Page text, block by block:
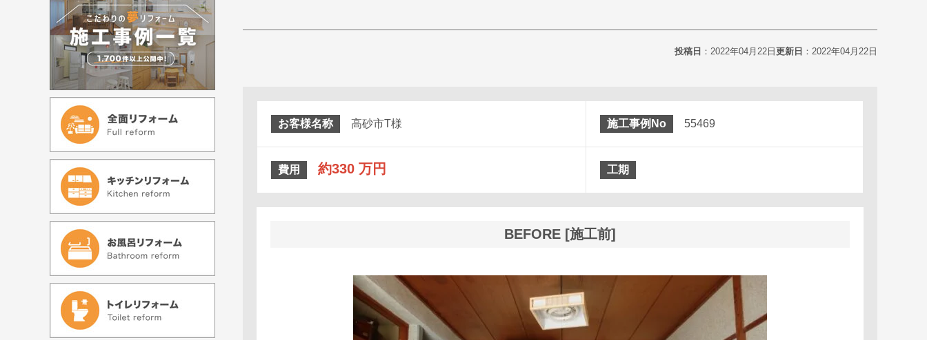
投稿日 ：2022年04月22日 更新日 ：2022年04月22日
お客様名称 高砂市T様 施工事例No 55469
費用 約330 万円 工期
BEFORE [施工前]